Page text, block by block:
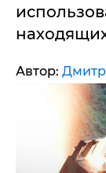
Автор: